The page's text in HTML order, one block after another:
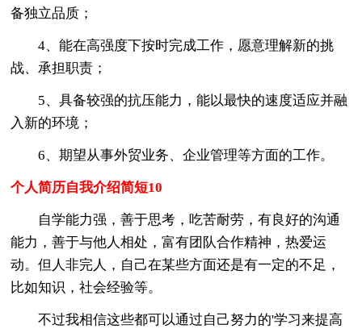
备独立品质；
4、能在高强度下按时完成工作，愿意理解新的挑
战、承担职责；
5、具备较强的抗压能力，能以最快的速度适应并融
入新的环境；
6、期望从事外贸业务、企业管理等方面的工作。
个人简历自我介绍简短10
自学能力强，善于思考，吃苦耐劳，有良好的沟通
能力，善于与他人相处，富有团队合作精神，热爱运
动。但人非完人，自己在某些方面还是有一定的不足，
比如知识，社会经验等。
不过我相信这些都可以通过自己努力的'学习来提高